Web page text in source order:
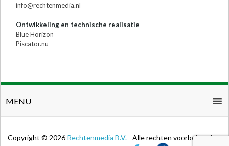
info@rechtenmedia.nl
Ontwikkeling en technische realisatie
Blue Horizon
Piscator.nu
MENU
Copyright © 2026 Rechtenmedia B.V. - Alle rechten voorbehouden.